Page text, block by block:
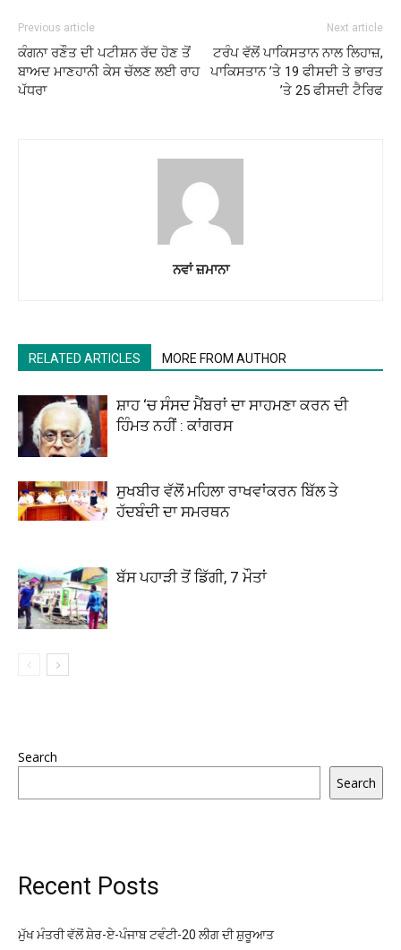
Previous article
ਕੰਗਨਾ ਰਣੌਤ ਦੀ ਪਟੀਸ਼ਨ ਰੱਦ ਹੋਣ ਤੋਂ
ਬਾਅਦ ਮਾਣਹਾਨੀ ਕੇਸ ਚੱਲਣ ਲਈ ਰਾਹ
ਪੱਧਰਾ
Next article
ਟਰੰਪ ਵੱਲੋਂ ਪਾਕਿਸਤਾਨ ਨਾਲ ਲਿਹਾਜ਼,
ਪਾਕਿਸਤਾਨ ’ਤੇ 19 ਫੀਸਦੀ ਤੇ ਭਾਰਤ
’ਤੇ 25 ਫੀਸਦੀ ਟੈਰਿਫ
ਨਵਾਂ ਜ਼ਮਾਨਾ
RELATED ARTICLES MORE FROM AUTHOR
ਸ਼ਾਹ ‘ਚ ਸੰਸਦ ਮੈਂਬਰਾਂ ਦਾ ਸਾਹਮਣਾ ਕਰਨ ਦੀ
ਹਿੰਮਤ ਨਹੀਂ : ਕਾਂਗਰਸ
ਸੁਖਬੀਰ ਵੱਲੋਂ ਮਹਿਲਾ ਰਾਖਵਾਂਕਰਨ ਬਿੱਲ ਤੇ
ਹੱਦਬੰਦੀ ਦਾ ਸਮਰਥਨ
ਬੱਸ ਪਹਾੜੀ ਤੋਂ ਡਿੱਗੀ, 7 ਮੌਤਾਂ
Search
Search
Recent Posts
ਮੁੱਖ ਮੰਤਰੀ ਵੱਲੋਂ ਸ਼ੇਰ-ਏ-ਪੰਜਾਬ ਟਵੰਟੀ-20 ਲੀਗ ਦੀ ਸ਼ੁਰੂਆਤ